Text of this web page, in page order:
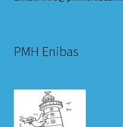
PMH Enibas